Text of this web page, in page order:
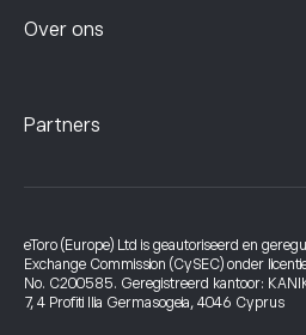
Over ons
Partners
eToro (Europe) Ltd is geautoriseerd en
Exchange Commission (CySEC) onder
No. C200585. Geregistreerd kantoor:
7, 4 Profiti Ilia Germasogeia, 4046 Cyprus